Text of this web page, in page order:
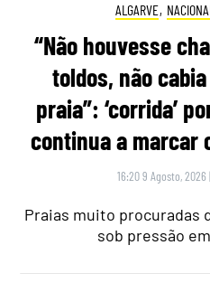
ALGARVE,
“Não houvesse
toldos, não
praia”: ‘corrida’
continua a marcar
16:20 9 Agosto, 2026 |
Praias muito procuradas
sob pressão